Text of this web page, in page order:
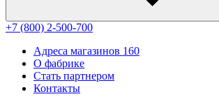
+7 (800) 2-500-700
Адреса магазинов 160
О фабрике
Стать партнером
Контакты